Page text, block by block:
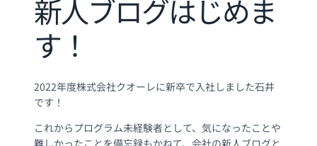
新人ブログはじめま
す！
2022年度株式会社クオーレに新卒で入社しました石井
です！
これからプログラム未経験者として、気になったことや
難しかったことを備忘録もかねて、会社の新人ブログと